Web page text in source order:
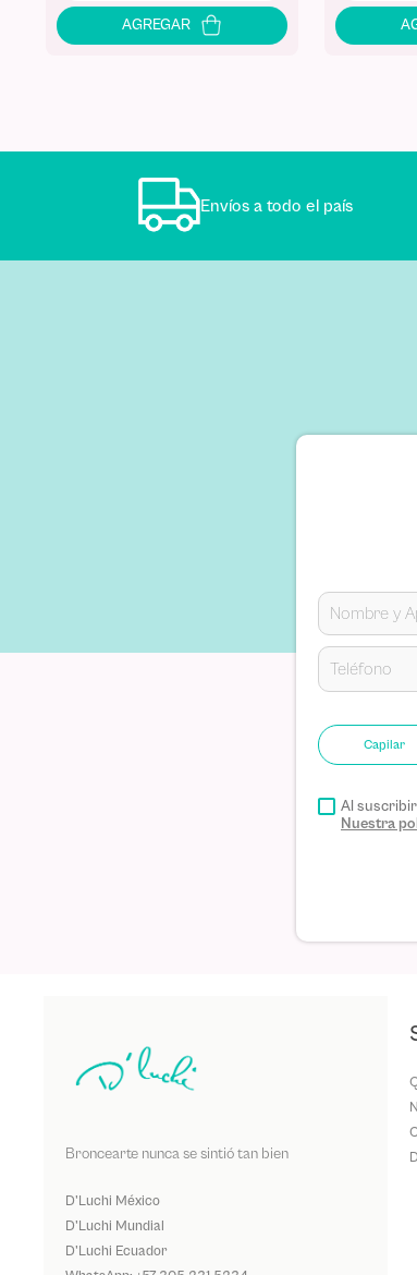
Envíos a todo el país
Capilar
Al
Nuestra
Broncearte nunca se sintió tan bien
D'Luchi México
D'Luchi Mundial
D'Luchi Ecuador